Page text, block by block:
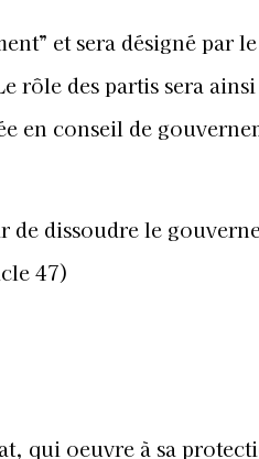
et sera désigné par
rôle des partis sera
en conseil de
de dissoudre le
47)
qui oeuvre à sa